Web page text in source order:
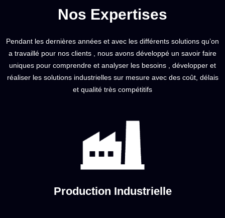
Nos Expertises
Pendant les dernières années et avec les différents solutions qu’on
a travaillé pour nos clients , nous avons développé un savoir faire
uniques pour comprendre et analyser les besoins , développer et
réaliser les solutions industrielles sur mesure avec des coût, délais
et qualité très compétitifs
Production Industrielle